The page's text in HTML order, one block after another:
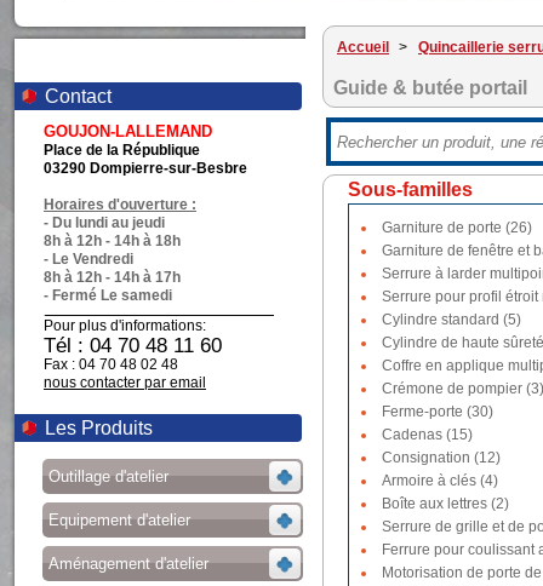
Contact
GOUJON-LALLEMAND
Place de la République
03290 Dompierre-sur-Besbre
Horaires d'ouverture :
- Du lundi au jeudi
8h à 12h - 14h à 18h
- Le Vendredi
8h à 12h - 14h à 17h
- Fermé Le samedi
Pour plus d'informations:
Tél : 04 70 48 11 60
Fax : 04 70 48 02 48
nous contacter par email
Les Produits
Outillage d'atelier
Equipement d'atelier
Aménagement d'atelier
Accueil > Quincaillerie
Guide & butée portail
Sous-familles
Garniture de porte (26)
Garniture de fenêtre et
Serrure à larder
Serrure pour profil étroit
Cylindre standard (5)
Cylindre de haute
Coffre en applique
Crémone de pompier (3)
Ferme-porte (30)
Cadenas (15)
Consignation (12)
Armoire à clés (4)
Boîte aux lettres (2)
Serrure de grille et de
Ferrure pour coulissant
Motorisation de porte